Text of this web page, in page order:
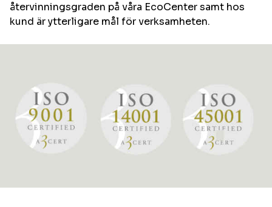
återvinningsgraden på våra EcoCenter samt hos
kund är ytterligare mål för verksamheten.